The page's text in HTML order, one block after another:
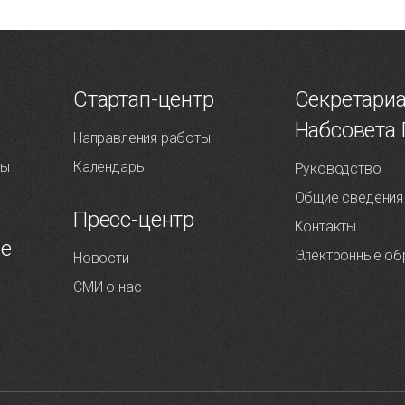
Стартап-центр
Направления работы
Календарь
Пресс-центр
Новости
СМИ о нас
Руководство
Общие сведения
Контакты
Электронные